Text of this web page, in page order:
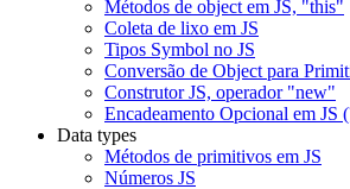
Métodos de object em JS, "this"
Coleta de lixo em JS
Tipos Symbol no JS
Conversão de Object para
Construtor JS, operador "new"
Encadeamento Opcional em JS
Data types
Métodos de primitivos em JS
Números JS